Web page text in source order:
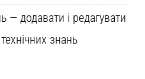
— додавати і редагувати
знань